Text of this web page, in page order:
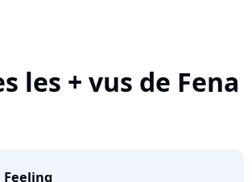
les + vus de Fena
Feeling